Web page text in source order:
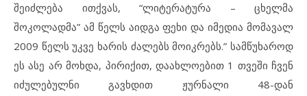
შეიძლება ითქვას, “ლიტერატურა – ცხელმა
შოკოლადმა” ამ წელს აიდგა ფეხი და იმედია მომავალ
2009 წელს უკვე ხარის ძალებს მოიკრებს.” სამწუხაროდ
ეს ასე არ მოხდა, პირიქით, დაახლოებით 1 თვეში ჩვენ
იძულებულნი გავხდით ჟურნალი 48-დან